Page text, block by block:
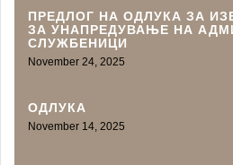
ПРЕДЛОГ НА ОДЛУКА ЗА
ЗА УНАПРЕДУВАЊЕ НА
СЛУЖБЕНИЦИ
November 24, 2025
ОДЛУКА
November 14, 2025